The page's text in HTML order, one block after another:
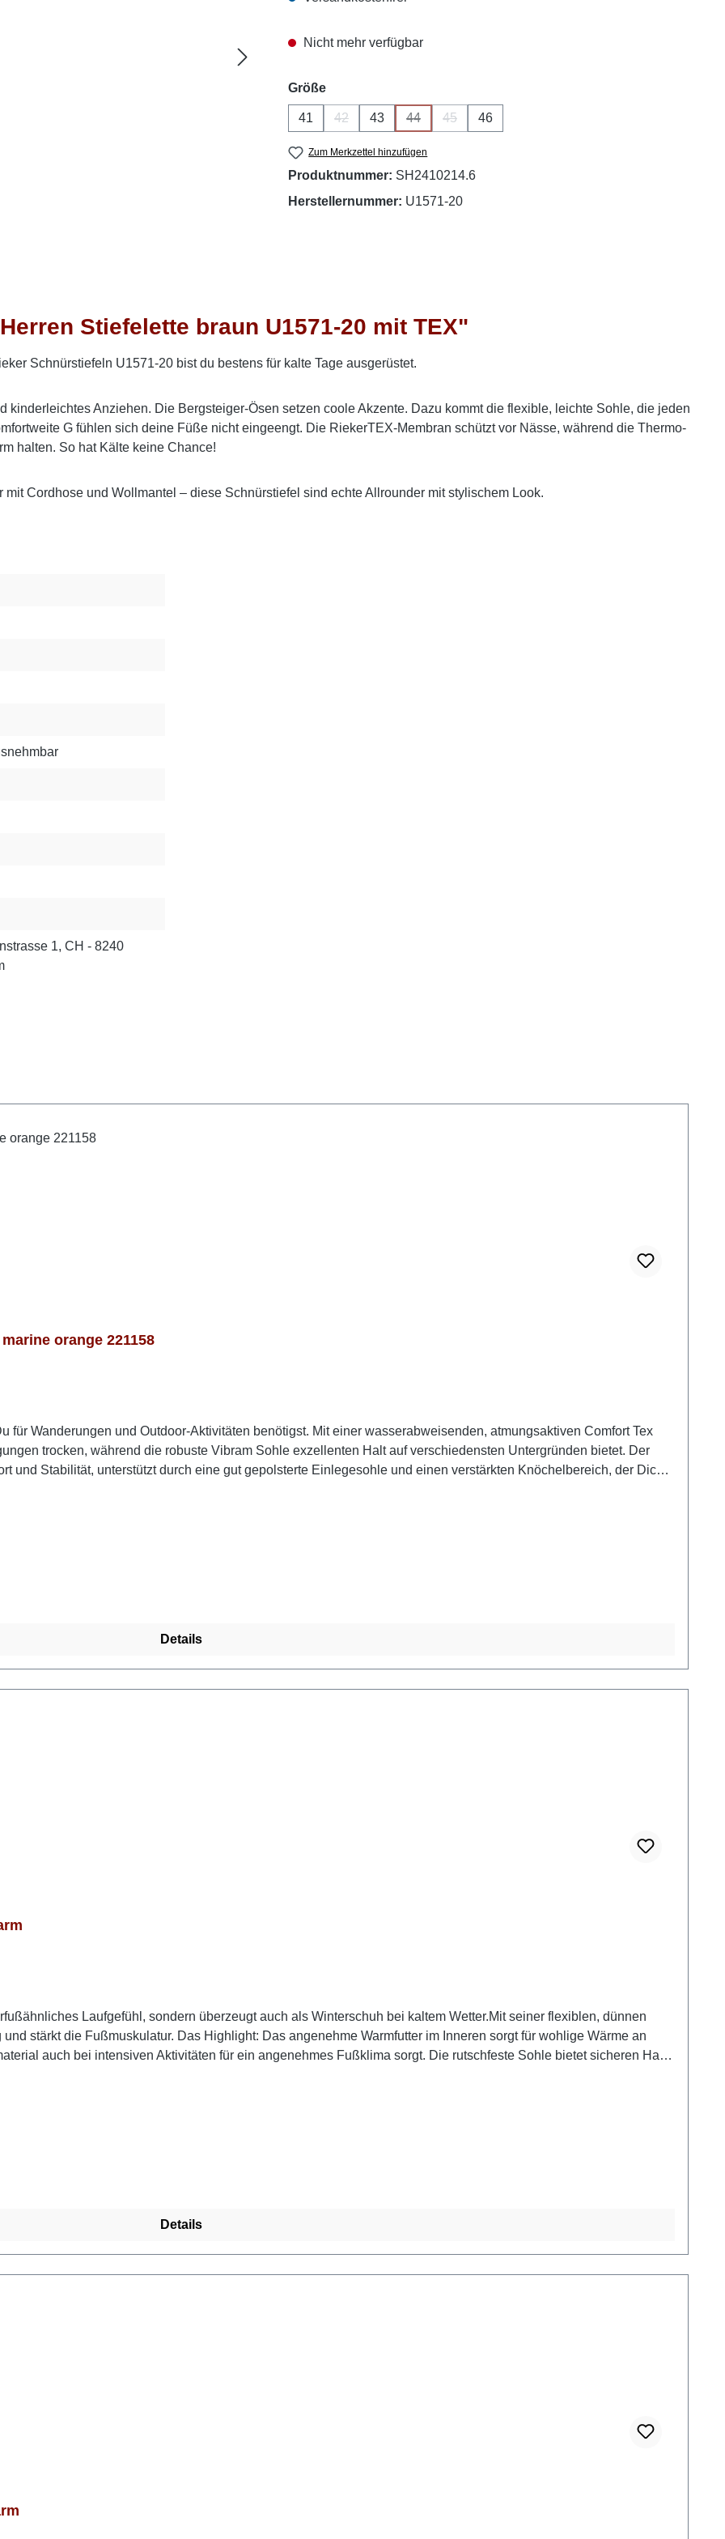
Nicht mehr verfügbar
Größeauswählen
41 42
(Diese Option ist zurzeit nicht verfügbar.)
43 44
(Diese Option ist zurzeit nicht verfügbar.)
45 46
Zum Merkzettel hinzufügen
Produktnummer: SH2410214.6
Herstellernummer: U1571-20
Stiefelette braun U1571-20 mit TEX"
Schnürstiefeln U1571-20 bist du bestens für kalte Tage ausgerüstet.
Anziehen. Die Bergsteiger-Ösen setzen coole Akzente. Dazu kommt die flexible, leichte Sohle, die jeden
G fühlen sich deine Füße nicht eingeengt. Die RiekerTEX-Membran schützt vor Nässe, während die Thermo-
halten. So hat Kälte keine Chance!
Cordhose und Wollmantel – diese Schnürstiefel sind echte Allrounder mit stylischem Look.
1, CH - 8240
orange 221158
für Wanderungen und Outdoor-Aktivitäten benötigst. Mit einer wasserabweisenden, atmungsaktiven Comfort Tex
trocken, während die robuste Vibram Sohle exzellenten Halt auf verschiedensten Untergründen bietet. Der
und Stabilität, unterstützt durch eine gut gepolsterte Einlegesohle und einen verstärkten Knöchelbereich, der Dich
Details
Laufgefühl, sondern überzeugt auch als Winterschuh bei kaltem Wetter.Mit seiner flexiblen, dünnen
stärkt die Fußmuskulatur. Das Highlight: Das angenehme Warmfutter im Inneren sorgt für wohlige Wärme an
auch bei intensiven Aktivitäten für ein angenehmes Fußklima sorgt. Die rutschfeste Sohle bietet sicheren Halt
Details